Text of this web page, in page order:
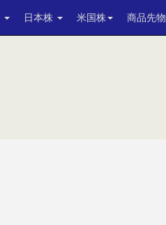
日本株 米国株 商品先物